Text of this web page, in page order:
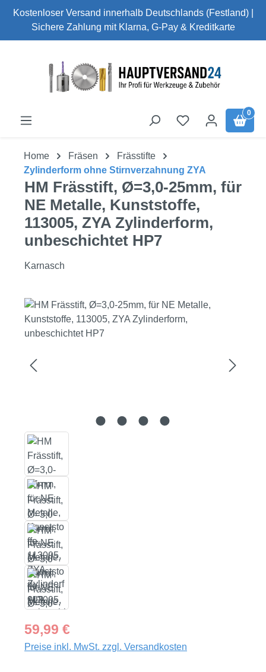
Zum Hauptinhalt springen
Kostenloser Versand innerhalb Deutschlands (Festland) |
Sichere Zahlung mit Klarna, G-Pay & Kreditkarte
0
Home Fräsen
Frässtifte
Zylinderform ohne Stirnverzahnung ZYA
HM Frässtift, Ø=3,0-25mm, für
NE Metalle, Kunststoffe,
113005, ZYA Zylinderform,
unbeschichtet HP7
Karnasch
Bildergalerie überspringen
Regulärer Preis:
59,99 €
Preise inkl. MwSt. zzgl. Versandkosten